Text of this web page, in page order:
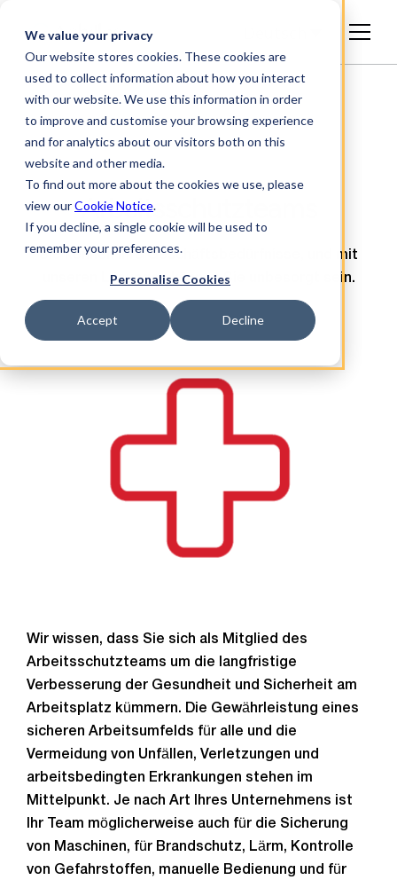
We value your privacy
Our website stores cookies. These cookies are
used to collect information about how you interact
with our website. We use this information in order
to improve and customise your browsing experience
and for analytics about our visitors both on this
website and other media.
To find out more about the cookies we use, please
view ourCookie Notice.
If you decline, a single cookie will be used to
remember your preferences.
Personalise Cookies
Accept Decline
Arbeitsschutzteams
Sie kennen Ihre Geschäftsbedürfnisse, und mit
unseren Lösungen können Sie unbesorgt sein.
Wir wissen, dass Sie sich als Mitglied des
Arbeitsschutzteams um die langfristige
Verbesserung der Gesundheit und Sicherheit am
Arbeitsplatz kümmern. Die Gewährleistung eines
sicheren Arbeitsumfelds für alle und die
Vermeidung von Unfällen, Verletzungen und
arbeitsbedingten Erkrankungen stehen im
Mittelpunkt. Je nach Art Ihres Unternehmens ist
Ihr Team möglicherweise auch für die Sicherung
von Maschinen, für Brandschutz, Lärm, Kontrolle
von Gefahrstoffen, manuelle Bedienung und für